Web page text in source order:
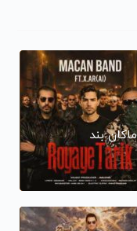
ماکان بند